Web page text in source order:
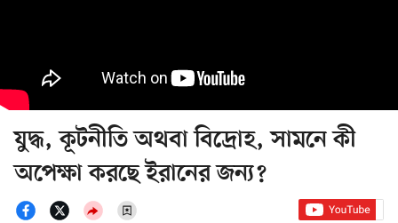
যুদ্ধ, কূটনীতি অথবা বিদ্রোহ, সামনে কী
অপেক্ষা করছে ইরানের জন্য?